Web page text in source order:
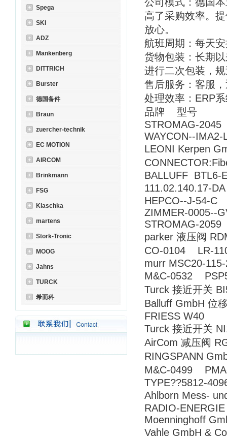
Spega
SKI
ADZ
Mankenberg
DITTRICH
Burster
德国备件
Braun
zuercher-technik
EC MOTION
AIRCOM
Brinkmann
FSG
Klaschka
martens
Stork-Tronic
MOOG
Jahns
TURCK
希而科
高了采购效率。
放心。
航班周期：每天
货物包装：长期
进行二次包装，
售后服务：客服
处理效率：ERP
品牌 型号
STROMAG-2045
WAYCON--
LEONI Kerpen
BALLUFF BTL6-
111.02.140.17-
HEPCO--J-54-C
ZIMMER-0005--
STROMAG-
parker 液压阀
CO-0104 LR-
murr MSC20-
M&C-0532
Turck 接近开关
Balluff GmbH 位
FRIESS W40
Turck 接近开关
AirCom 减压阀
RINGSPANN
M&C-0499
TYPE??5812-
Ahlborn Mess-
RADIO-
Moenninghoff
Vahle GmbH &